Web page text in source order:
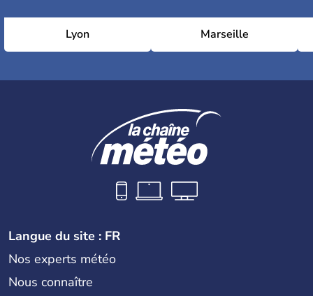
Lyon Marseille
Langue du site : FR
Nos experts météo
Nous connaître